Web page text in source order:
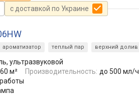
с доставкой по Украине
ароматизатор теплый пар верхний долив
ультразвуковой
м² Производительность: до 500 мл/ч